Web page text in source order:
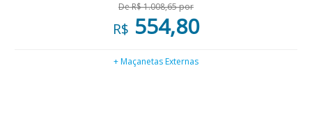
De R$ 1.008,65 por
R$ 554,80
+ Maçanetas Externas